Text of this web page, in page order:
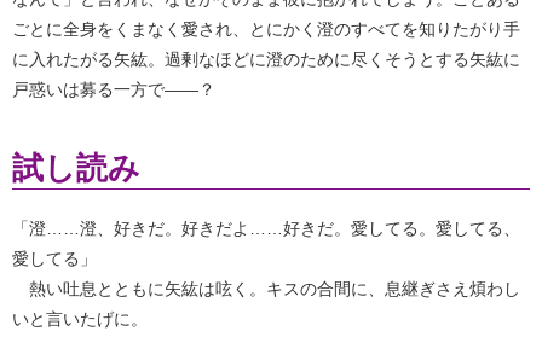
ごとに全身をくまなく愛され、とにかく澄のすべてを知りたがり手
に入れたがる矢紘。過剰なほどに澄のために尽くそうとする矢紘に
戸惑いは募る一方で――？
試し読み
「澄……澄、好きだ。好きだよ……好きだ。愛してる。愛してる、
愛してる」
熱い吐息とともに矢紘は呟く。キスの合間に、息継ぎさえ煩わし
いと言いたげに。